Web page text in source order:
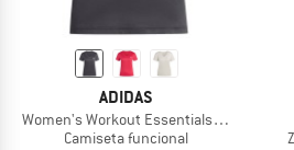
ADIDAS
Women's Workout Essentials V-Neck T-
Camiseta funcional